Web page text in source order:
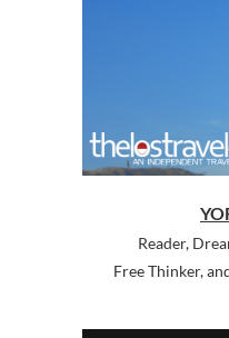
Reader,
Free Thinker,